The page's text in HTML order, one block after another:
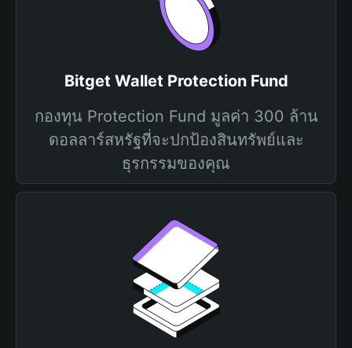
Bitget Wallet Protection Fund
กองทุน Protection Fund มูลค่า 300 ล้าน
ดอลลาร์สหรัฐที่จะปกป้องสินทรัพย์และ
ธุรกรรมของคุณ